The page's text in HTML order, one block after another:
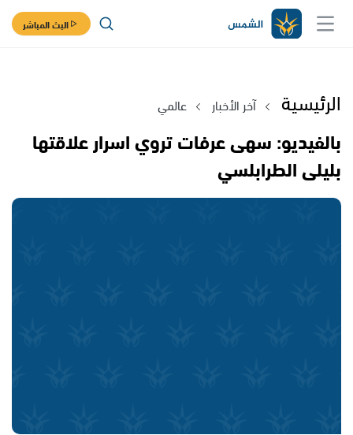
البث المباشر
الرئيسية آخر الأخبار عالمي
بالفيديو: سهى عرفات تروي اسرار علاقتها
بليلى الطرابلسي